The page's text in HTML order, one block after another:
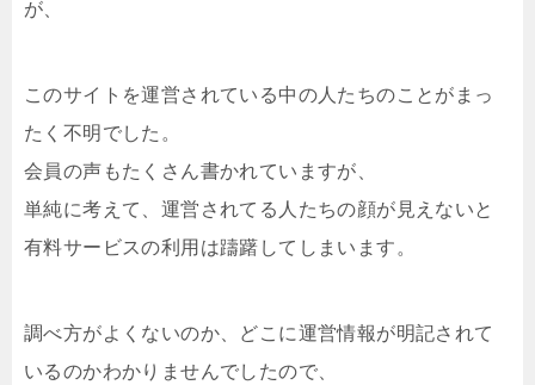
が、
このサイトを運営されている中の人たちのことがまっ
たく不明でした。
会員の声もたくさん書かれていますが、
単純に考えて、運営されてる人たちの顔が見えないと
有料サービスの利用は躊躇してしまいます。
調べ方がよくないのか、どこに運営情報が明記されて
いるのかわかりませんでしたので、